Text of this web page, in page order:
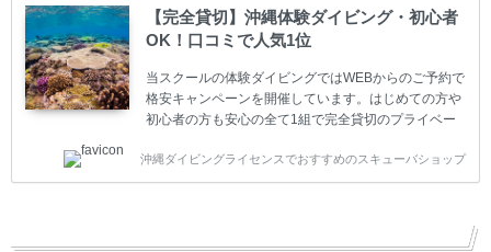
ーター様はファンダイビングの全てのコース費が
10%OFF、フル器材レンタルが50%OFFになります。
沖縄本島周辺ビーチ・ファンダイビング ￥13800(税
込)【 2ビーチ 】 ウエイト / タンク / 送迎...
【完全貸切】沖縄体験ダイビング・初心者
OK！口コミで人気1位
当スクールの体験ダイビングではWEBからのご予約で
格安キャンペーンを開催しています。はじめての方や
初心者の方も安心の全て1組で完全貸切のプライベー
1人様から気軽にご参加ください。 全てのコースで高
画質の記念撮影&水中撮影付きです。初心者の方やダ
ンペーン！！￥16800 ￥11800(税込) 器材 / 送迎 / 保
沖縄ダイビングライセンスでおすすめのスキューバショップ